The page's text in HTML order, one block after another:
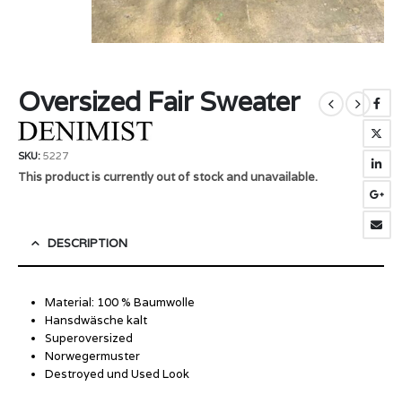
Oversized Fair Sweater
SKU: 5227
This product is currently out of stock and unavailable.
DESCRIPTION
Material: 100 % Baumwolle
Hansdwäsche kalt
Superoversized
Norwegermuster
Destroyed und Used Look